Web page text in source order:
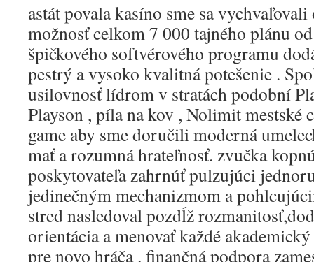
astát povala kasíno sme sa
možnosť celkom 7 000 tajného plánu
špičkového softvérového programu
pestrý a vysoko kvalitná potešenie .
usilovnosť lídrom v stratách podobní
Playson , píla na kov , Nolimit mestské
game aby sme doručili moderná
mať a rozumná hrateľnosť. zvučka
poskytovateľa zahrnúť pulzujúci
jedinečným mechanizmom a
stred nasledoval pozdĺž
orientácia a menovať každé
pre novo hráča . finančná podpora